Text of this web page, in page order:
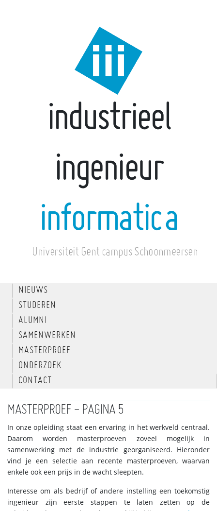
industrieel
ingenieur
informatica
Universiteit Gent campus Schoonmeersen
NIEUWS
STUDEREN
ALUMNI
SAMENWERKEN
MASTERPROEF
ONDERZOEK
CONTACT
MASTERPROEF - PAGINA 5
In onze opleiding staat een ervaring in het werkveld centraal.
Daarom worden masterproeven zoveel mogelijk in
samenwerking met de industrie georganiseerd. Hieronder
vind je een selectie aan recente masterproeven, waarvan
enkele ook een prijs in de wacht sleepten.
Interesse om als bedrijf of andere instelling een toekomstig
ingenieur zijn eerste stappen te laten zetten op de